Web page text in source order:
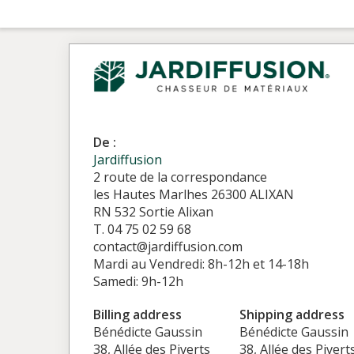
De :
Jardiffusion
2 route de la correspondance
les Hautes Marlhes 26300 ALIXAN
RN 532 Sortie Alixan
T. 04 75 02 59 68
contact@jardiffusion.com
Mardi au Vendredi: 8h-12h et 14-18h
Samedi: 9h-12h
Billing address
Bénédicte Gaussin
38, Allée des Piverts
Shipping address
Bénédicte Gaussin
38, Allée des